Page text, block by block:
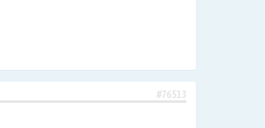
#76513